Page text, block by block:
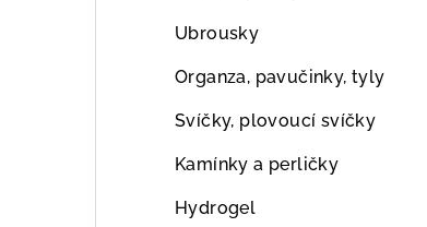
Ubrousky
Organza, pavučinky, tyly
Svíčky, plovoucí svíčky
Kamínky a perličky
Hydrogel